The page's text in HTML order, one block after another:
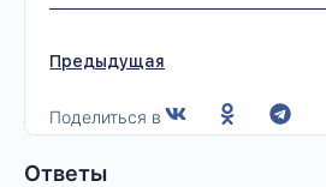
Предыдущая
Поделиться в
Ответы